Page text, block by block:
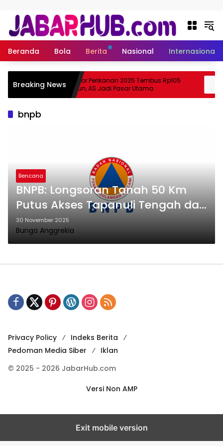
Beranda Bola Berita Nasional Internasional
Breaking News Ekspor Perikanan 2025 Tembus Rp105
Triliun, AS Jadi Pasar Utama
bnpb
Bencana
BNPB: Longsoran Tanah 50 Km
Putus Akses Tapanuli Tengah dan
Sibolga, Butuh 3 Hari
30 November 2025
Bunga Anggrekia
Privacy Policy
Indeks Berita
Pedoman Media Siber
Iklan
© 2025 - 2026 JabarHub.com
Versi Non AMP
Exit mobile version